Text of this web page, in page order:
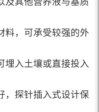
料，可承受较强的外
埋入土壤或直接投入
，探针插入式设计保